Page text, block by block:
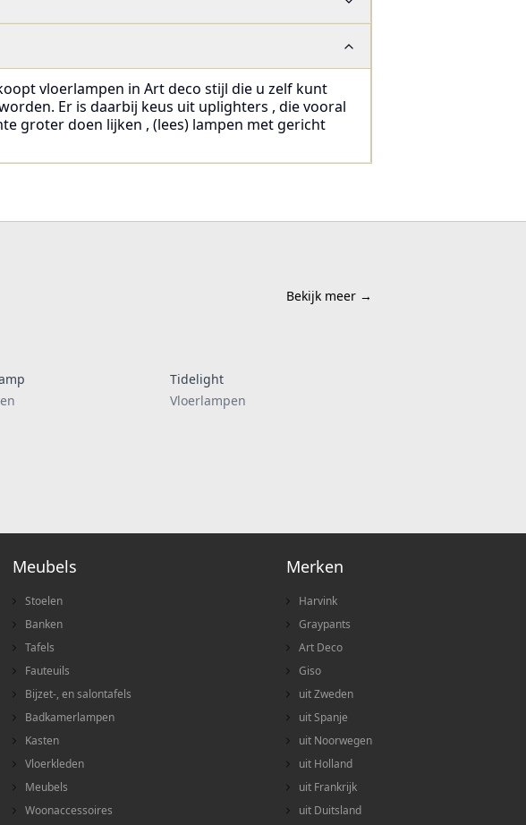
vloerlampen in Art deco stijl die u zelf kunt
Er is daarbij keus uit uplighters , die vooral
groter doen lijken , (lees) lampen met gericht
Bekijk meer →
Tidelight
Vloerlampen
Meubels
Stoelen
Banken
Tafels
Fauteuils
Bijzet-, en salontafels
Badkamerlampen
Kasten
Vloerkleden
Meubels
Woonaccessoires
Merken
Harvink
Graypants
Art Deco
Giso
uit Zweden
uit Spanje
uit Noorwegen
uit Holland
uit Frankrijk
uit Duitsland